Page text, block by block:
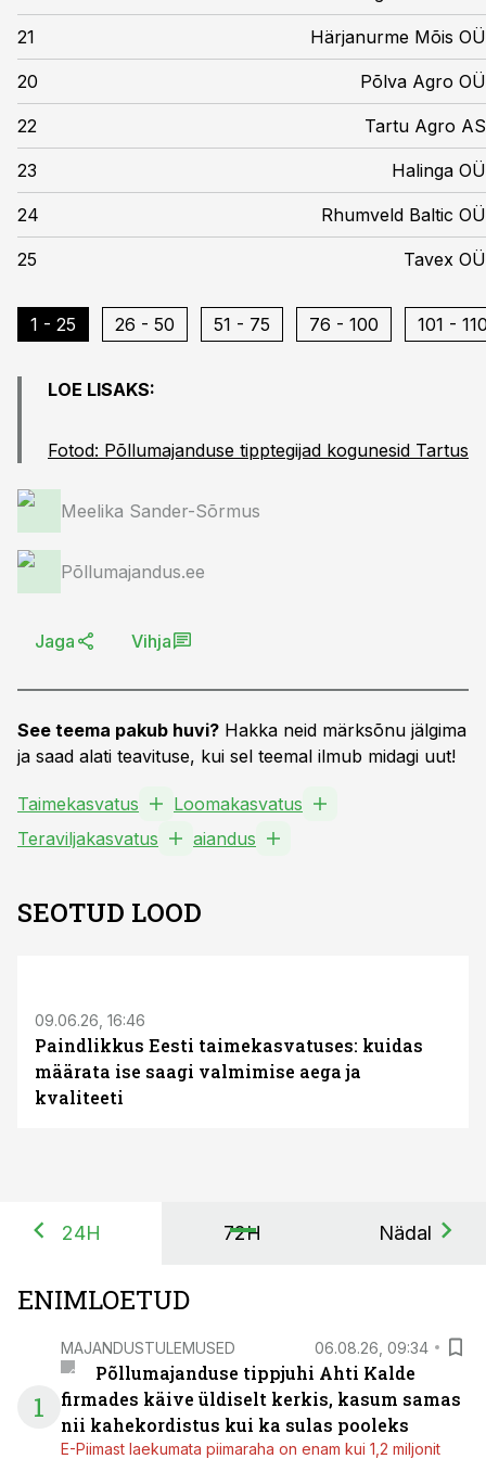
21 Härjanurme Mõis OÜ
20 Põlva Agro OÜ
22 Tartu Agro AS
23 Halinga OÜ
24 Rhumveld Baltic OÜ
25 Tavex OÜ
1 - 25 26 - 50 51 - 75 76 - 100 101 -
LOE LISAKS:
Fotod: Põllumajanduse tipptegijad kogunesid Tartus
Meelika Sander-Sõrmus
Põllumajandus.ee
Jaga Vihja
See teema pakub huvi? Hakka neid märksõnu jälgima
ja saad alati teavituse, kui sel teemal ilmub midagi uut!
Taimekasvatus
Loomakasvatus
Teraviljakasvatus
aiandus
SEOTUD LOOD
09.06.26, 16:46
Paindlikkus Eesti taimekasvatuses: kuidas
määrata ise saagi valmimise aega ja
kvaliteeti
24H 72H Nädal
ENIMLOETUD
1
MAJANDUSTULEMUSED 06.08.26, 09:34
Põllumajanduse tippjuhi Ahti Kalde
firmades käive üldiselt kerkis, kasum samas
nii kahekordistus kui ka sulas pooleks
E-Piimast laekumata piimaraha on enam kui 1,2 miljonit